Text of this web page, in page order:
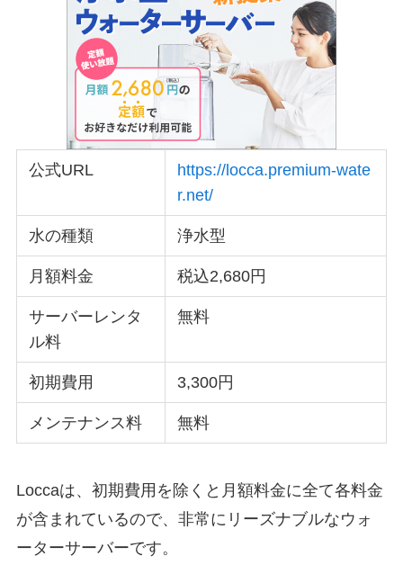
公式URL
https://locca.premium-wate
r.net/
水の種類 浄水型
月額料金 税込2,680円
サーバーレンタ
ル料
無料
初期費用 3,300円
メンテナンス料 無料
Loccaは、初期費用を除くと月額料金に全て各料金
が含まれているので、非常にリーズナブルなウォ
ーターサーバーです。